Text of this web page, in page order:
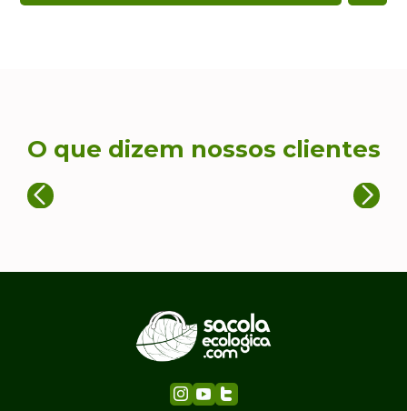
O que dizem nossos clientes